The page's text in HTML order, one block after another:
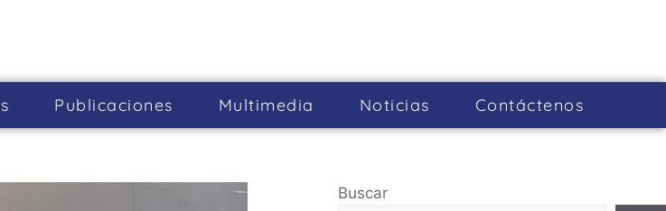
Publicaciones Multimedia Noticias Cont­áctenos
Buscar